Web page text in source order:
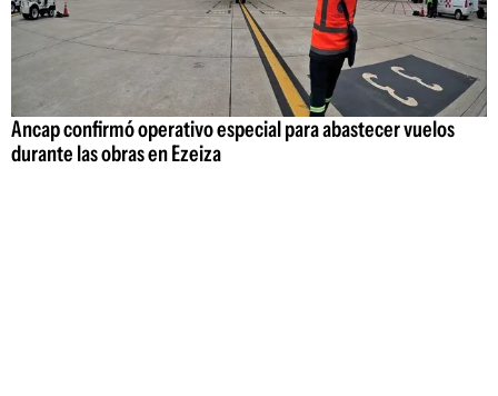
Ancap confirmó operativo especial para abastecer vuelos
durante las obras en Ezeiza